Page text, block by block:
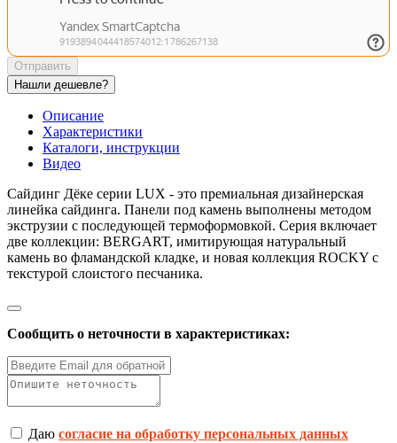
Отправить
Нашли дешевле?
Описание
Характеристики
Каталоги, инструкции
Видео
Сайдинг Дёке серии LUX - это премиальная дизайнерская
линейка сайдинга. Панели под камень выполнены методом
экструзии с последующей термоформовкой. Серия включает
две коллекции: BERGART, имитирующая натуральный
камень во фламандской кладке, и новая коллекция ROCKY с
текстурой слоистого песчаника.
Сообщить о неточности в характеристиках:
Даю согласие на обработку персональных данных